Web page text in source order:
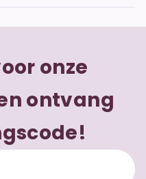
onze
ontvang